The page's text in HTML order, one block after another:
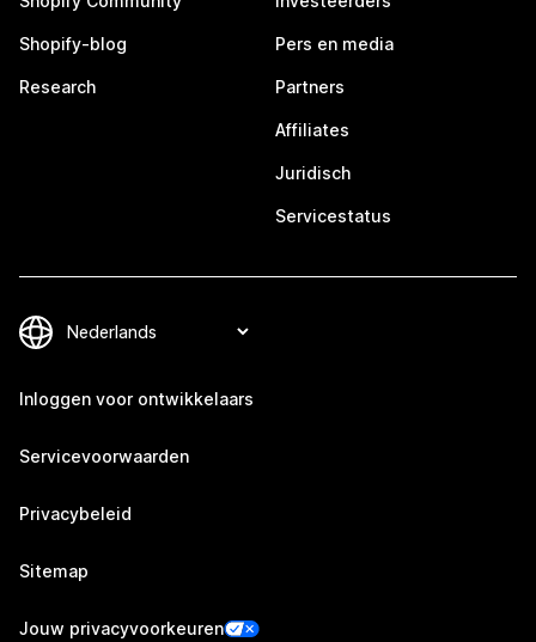
Shopify-blog
Research
Pers en media
Partners
Affiliates
Juridisch
Servicestatus
Inloggen voor ontwikkelaars
Servicevoorwaarden
Privacybeleid
Sitemap
Jouw privacyvoorkeuren